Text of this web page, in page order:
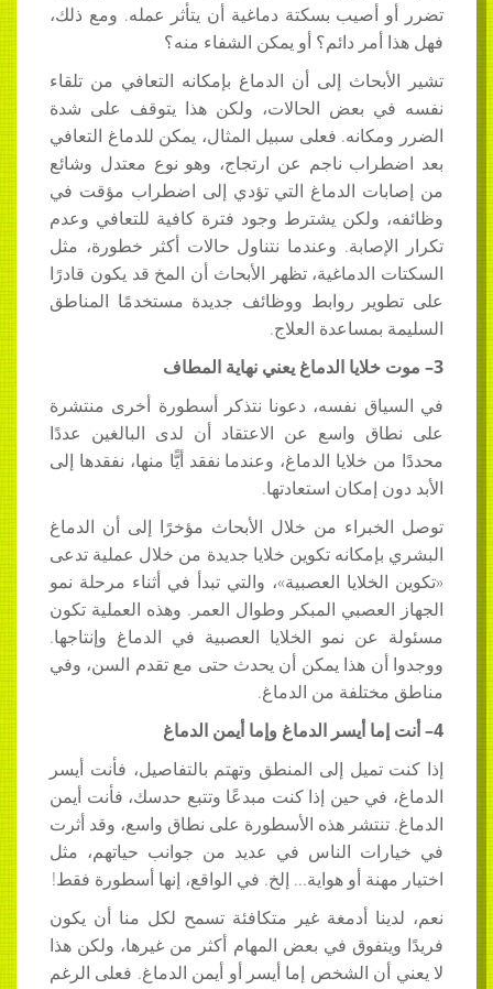
تضرر أو أصيب بسكتة دماغية أن يتأثر عمله. ومع ذلك،
فهل هذا أمر دائم؟ أو يمكن الشفاء منه؟
تشير الأبحاث إلى أن الدماغ بإمكانه التعافي من تلقاء
نفسه في بعض الحالات، ولكن هذا يتوقف على شدة
الضرر ومكانه. فعلى سبيل المثال، يمكن للدماغ التعافي
بعد اضطراب ناجم عن ارتجاج، وهو نوع معتدل وشائع
من إصابات الدماغ التي تؤدي إلى اضطراب مؤقت في
وظائفه، ولكن يشترط وجود فترة كافية للتعافي وعدم
تكرار الإصابة. وعندما نتناول حالات أكثر خطورة، مثل
السكتات الدماغية، تظهر الأبحاث أن المخ قد يكون قادرًا
على تطوير روابط ووظائف جديدة مستخدمًا المناطق
السليمة بمساعدة العلاج.
3– موت خلايا الدماغ يعني نهاية المطاف
في السياق نفسه، دعونا نتذكر أسطورة أخرى منتشرة
على نطاق واسع عن الاعتقاد أن لدى البالغين عددًا
محددًا من خلايا الدماغ، وعندما نفقد أيًّا منها، نفقدها إلى
الأبد دون إمكان استعادتها.
توصل الخبراء من خلال الأبحاث مؤخرًا إلى أن الدماغ
البشري بإمكانه تكوين خلايا جديدة من خلال عملية تدعى
«تكوين الخلايا العصبية»، والتي تبدأ في أثناء مرحلة نمو
الجهاز العصبي المبكر وطوال العمر. وهذه العملية تكون
مسئولة عن نمو الخلايا العصبية في الدماغ وإنتاجها.
ووجدوا أن هذا يمكن أن يحدث حتى مع تقدم السن، وفي
مناطق مختلفة من الدماغ.
4– أنت إما أيسر الدماغ وإما أيمن الدماغ
إذا كنت تميل إلى المنطق وتهتم بالتفاصيل، فأنت أيسر
الدماغ، في حين إذا كنت مبدعًا وتتبع حدسك، فأنت أيمن
الدماغ. تنتشر هذه الأسطورة على نطاق واسع، وقد أثرت
في خيارات الناس في عديد من جوانب حياتهم، مثل
اختيار مهنة أو هواية... إلخ. في الواقع، إنها أسطورة فقط!
نعم، لدينا أدمغة غير متكافئة تسمح لكل منا أن يكون
فريدًا ويتفوق في بعض المهام أكثر من غيرها، ولكن هذا
لا يعني أن الشخص إما أيسر أو أيمن الدماغ. فعلى الرغم